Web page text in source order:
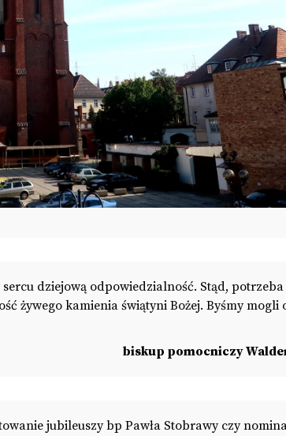
dziejową odpowiedzialność. Stąd,
żywego kamienia świątyni Bożej. Byśmy mogli
biskup pomocniczy
jubileuszy bp Pawła Stobrawy czy